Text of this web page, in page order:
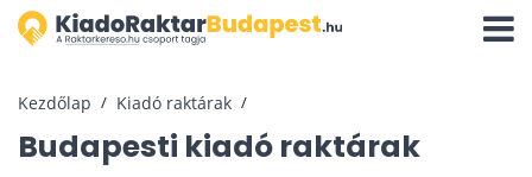
Kezdőlap Kiadó raktárak
Budapesti kiadó raktárak